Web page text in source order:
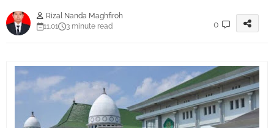
Rizal Nanda Maghfiroh
11.01
3 minute read 0